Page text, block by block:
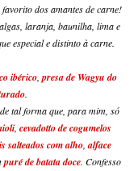
dos amantes de carne!
laranja, baunilha, lima e
especial e distinto à carne.
ibérico,presa de Wagyu do
.
tal forma que, para mim, só
, cevadotto de cogumelos
salteados com alho,alface
puré de batata doce. Confesso